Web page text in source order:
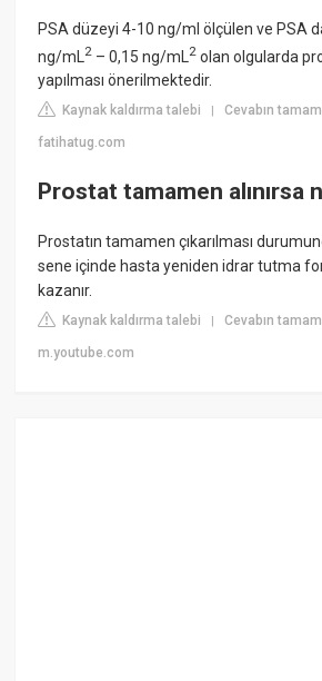
PSA düzeyi 4-10 ng/ml ölçülen ve PSA
ng/mL 2 – 0,15 ng/mL 2 olan olgularda
yapılması önerilmektedir.
Kaynak kaldırma talebi |Cevabın
fatihatug.com
Prostat tamamen alınırsa
Prostatın tamamen çıkarılması
sene içinde hasta yeniden idrar tutma
kazanır.
Kaynak kaldırma talebi |Cevabın
m.youtube.com